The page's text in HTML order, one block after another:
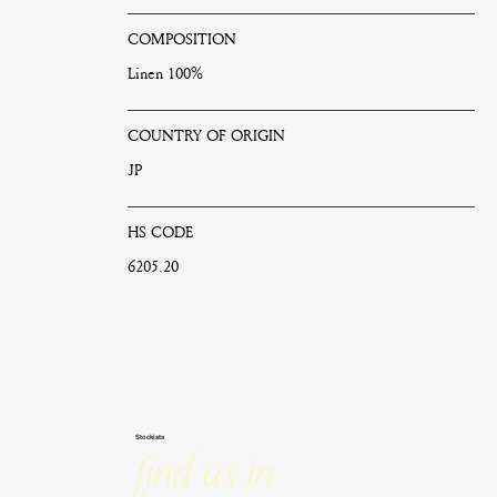
COMPOSITION
Linen 100%
COUNTRY OF ORIGIN
JP
HS CODE
6205.20
Find us in
Stockists